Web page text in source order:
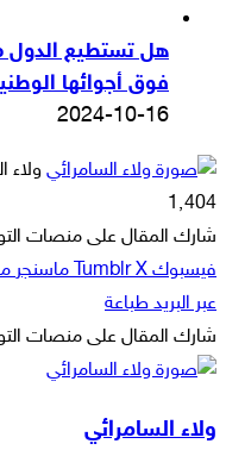
هل تستطيع الدول
فوق أجوائها
2024-10-16
ولاء
1٬404
شارك المقال على منصات
فيسبوك ‫X ماسنجر
عبر البريد طباعة
شارك المقال على منصات
فيسبوك
‫X
ماسنجر
ماسنجر
واتساب
تيلقرام
ڤايبر
لاين
مشاركة
البريد
طباعة
ولاء السامرائي